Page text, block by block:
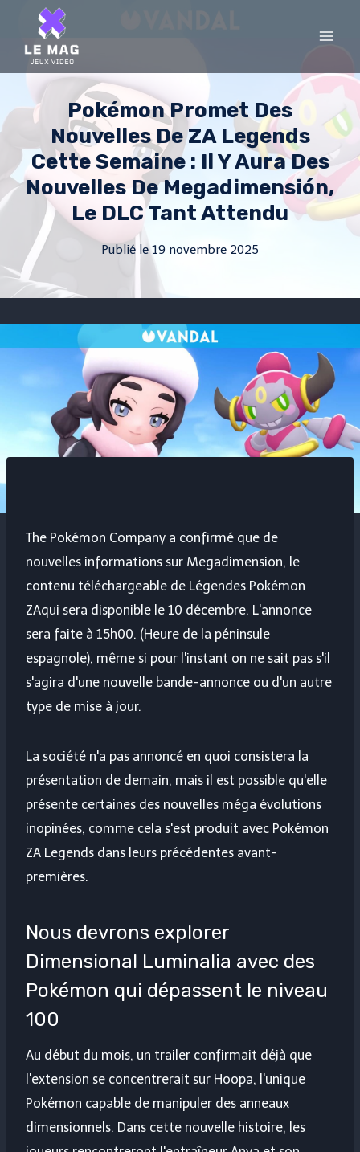
content
Pokémon Promet Des
Nouvelles De ZA Legends
Cette Semaine : Il Y Aura Des
Nouvelles De Megadimensión,
Le DLC Tant Attendu
Publié le 19 novembre 2025
The Pokémon Company a confirmé que de
nouvelles informations sur Megadimension, le
contenu téléchargeable de Légendes Pokémon
ZAqui sera disponible le 10 décembre. L'annonce
sera faite à 15h00. (Heure de la péninsule
espagnole), même si pour l'instant on ne sait pas s'il
s'agira d'une nouvelle bande-annonce ou d'un autre
type de mise à jour.
La société n'a pas annoncé en quoi consistera la
présentation de demain, mais il est possible qu'elle
présente certaines des nouvelles méga évolutions
inopinées, comme cela s'est produit avec Pokémon
ZA Legends dans leurs précédentes avant-
premières.
Nous devrons explorer
Dimensional Luminalia avec des
Pokémon qui dépassent le niveau
100
Au début du mois, un trailer confirmait déjà que
l'extension se concentrerait sur Hoopa, l'unique
Pokémon capable de manipuler des anneaux
dimensionnels. Dans cette nouvelle histoire, les